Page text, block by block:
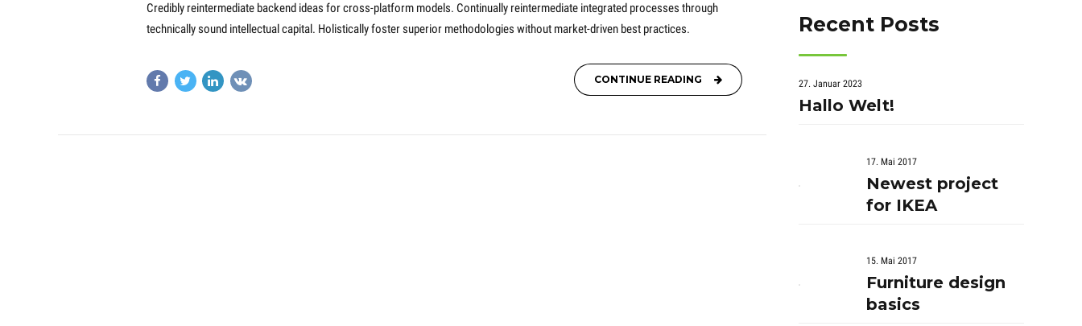
Credibly reintermediate backend ideas for cross-platform models. Continually reintermediate integrated processes through
technically sound intellectual capital. Holistically foster superior methodologies without market-driven best practices.
CONTINUE READING
Recent Posts
27. Januar 2023
Hallo Welt!
17. Mai 2017
Newest project
for IKEA
15. Mai 2017
Furniture design
basics